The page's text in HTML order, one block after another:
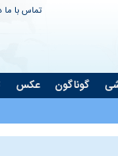
تماس با ما
گوناگون عکس